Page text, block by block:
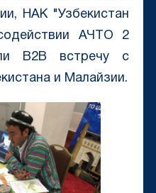
НАК "Узбекистан
АЧТО 2
B2B встречу с
и Малайзии.